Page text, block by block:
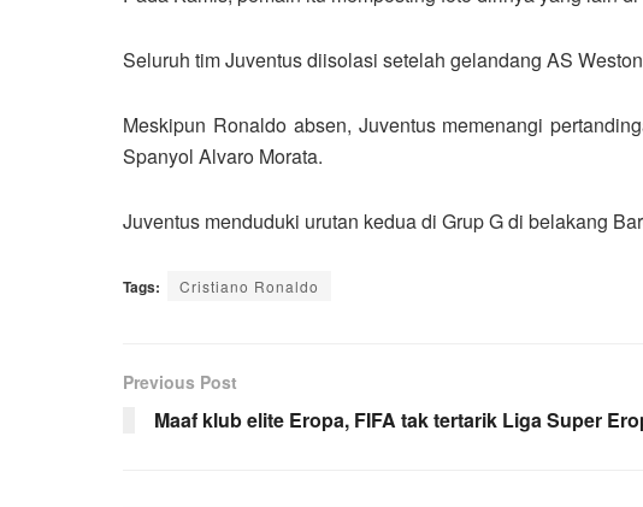
Seluruh tim Juventus diisolasi setelah gelandang AS
Meskipun Ronaldo absen, Juventus memenangi
Spanyol Alvaro Morata.
Juventus menduduki urutan kedua di Grup G di belakang
Tags: Cristiano Ronaldo
Previous Post
Maaf klub elite Eropa, FIFA tak tertarik Liga Super